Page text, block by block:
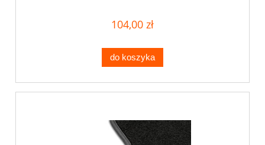
104,00 zł
do koszyka